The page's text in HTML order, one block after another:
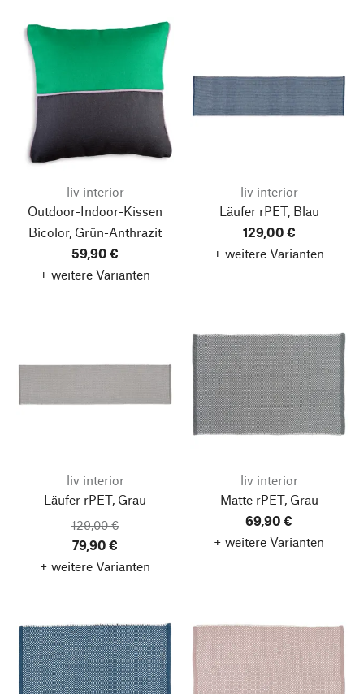
liv interior
Outdoor-Indoor-Kissen
Bicolor, Grün-Anthrazit
59,90 €
+ weitere Varianten
liv interior
Läufer rPET, Blau
129,00 €
+ weitere Varianten
liv interior
Läufer rPET, Grau
129,00 €
79,90 €
+ weitere Varianten
liv interior
Matte rPET, Grau
69,90 €
+ weitere Varianten